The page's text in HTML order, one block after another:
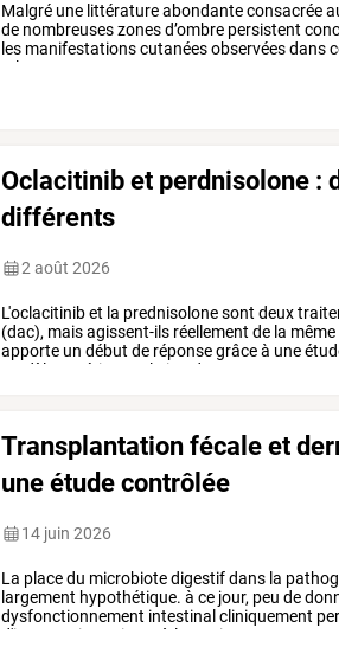
Malgré une littératureabondanteconsacrée
de nombreuseszonesd’ombre persistent
les manifestationscutanéesobservéesdans
relevant
Oclacitinib et perdnisolone :
différents
2 août 2026
L'oclacitinibet la prednisolonesont deux
(dac), maisagissent-ils réellement de la même
apporte un début de réponsegrâceà une
modèle
expérimental aigu de
Transplantation fécale et
une étude contrôlée
14 juin 2026
La placedu microbiotedigestifdans la
largement hypothétique. à ce jour, peu de
dysfonctionnement intestinal cliniquement
d'interventions
visant à le corriger.